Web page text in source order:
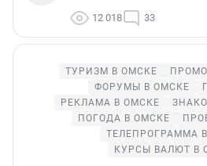
12 018 33
ТУРИЗМ В ОМСКЕ
ФОРУМЫ В ОМСКЕ
РЕКЛАМА В ОМСКЕ
ПОГОДА В ОМСКЕ
ТЕЛЕПРОГРАММА
КУРСЫ ВАЛЮТ В